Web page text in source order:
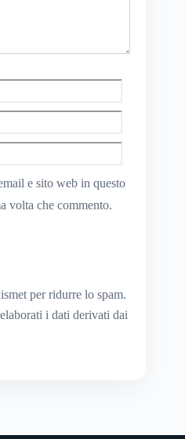
web
e sito web in questo
volta che commento.
per ridurre lo spam.
i dati derivati dai